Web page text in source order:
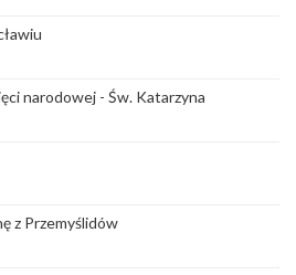
narodowej - Św. Katarzyna
z Przemyślidów